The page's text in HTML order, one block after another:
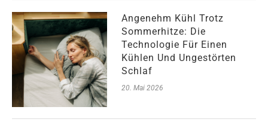
Angenehm Kühl Trotz
Sommerhitze: Die
Technologie Für Einen
Kühlen Und Ungestörten
Schlaf
20. Mai 2026